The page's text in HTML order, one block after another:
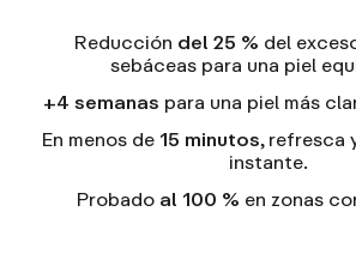
Reducción del 25 % del
sebáceas para una piel
+4 semanas para una piel más
En menos de 15 minutos, refresca
instante.
Probado al 100 % en zonas